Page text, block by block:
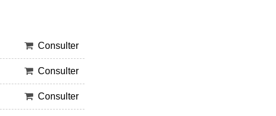
Consulter
Consulter
Consulter